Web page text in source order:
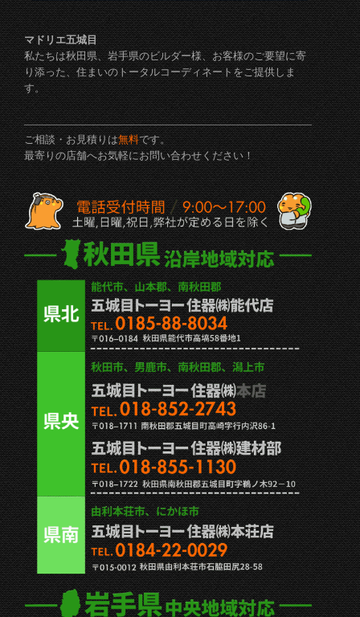
マドリエ五城目
私たちは秋田県、岩手県のビルダー様、お客様のご要望に寄
り添った、住まいのトータルコーディネートをご提供しま
す。
ご相談・お見積りは無料です。
最寄りの店舗へお気軽にお問い合わせください！